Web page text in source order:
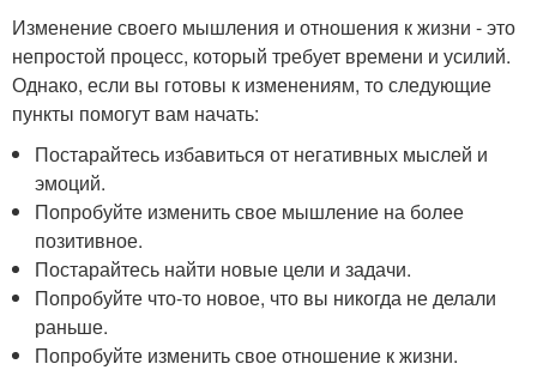
Изменение своего мышления и отношения к жизни - это
непростой процесс, который требует времени и усилий.
Однако, если вы готовы к изменениям, то следующие
пункты помогут вам начать:
Постарайтесь избавиться от негативных мыслей и
эмоций.
Попробуйте изменить свое мышление на более
позитивное.
Постарайтесь найти новые цели и задачи.
Попробуйте что-то новое, что вы никогда не делали
раньше.
Попробуйте изменить свое отношение к жизни.